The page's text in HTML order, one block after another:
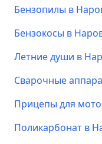
Бензопилы в
Бензокосы в
Летние души в
Сварочные
Прицепы для
Поликарбонат в